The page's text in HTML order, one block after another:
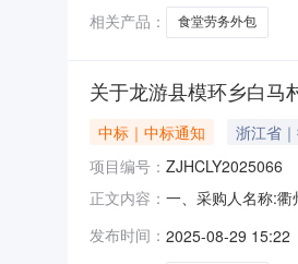
相关产品：
食堂劳务外包
关于龙游县模环乡白马
中标｜中标通知 浙江省
项目编号： ZJHCLY2025066
正文内容： 一、采购人名称:
供应商名称中标供
发布时间： 2025-08-29 15:22